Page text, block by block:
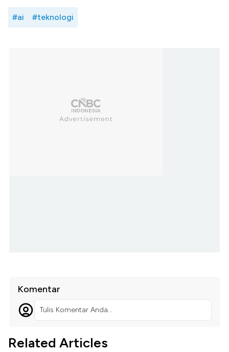
#ai #teknologi
Komentar
Tulis Komentar Anda...
Related Articles